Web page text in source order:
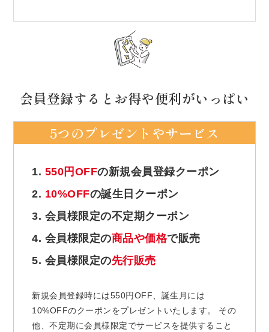
会員登録するとお得や便利がいっぱい
5つのプレゼントやサービス
1. 550円OFFの新規会員登録クーポン
2. 10%OFFの誕生日クーポン
3. 会員様限定の不定期クーポン
4. 会員様限定の商品や価格で販売
5. 会員様限定の先行販売
新規会員登録時には550円OFF、誕生月には
10%OFFのクーポンをプレゼントいたします。 その
他、不定期に会員様限定でサービスを提供すること